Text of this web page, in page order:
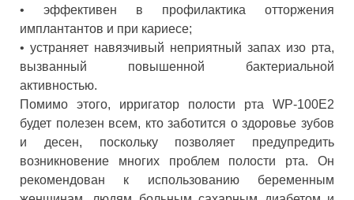
•
эффективен в профилактика отторжения
имплантантов и при кариесе;
• устраняет навязчивый неприятный запах изо рта,
вызванный повышенной бактериальной
активностью.
Помимо этого, ирригатор полости рта WP-100E2
будет полезен всем, кто заботится о здоровье зубов
и десен, поскольку позволяет предупредить
возникновение многих проблем полости рта. Он
рекомендован к использованию беременным